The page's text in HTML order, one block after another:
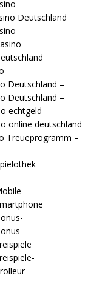
Deutschland
Deutschland –
Deutschland –
echtgeld
online deutschland
Treueprogramm –
–